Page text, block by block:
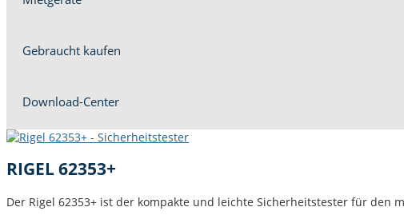
Gebraucht kaufen
Down­load-Cen­ter
RIGEL 62353+
Der Rigel 62353+ ist der kom­pak­te und leichte Sicher­heit­stester für den